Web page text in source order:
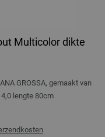
Multicolor dikte
GROSSA, gemaakt van
lengte 80cm